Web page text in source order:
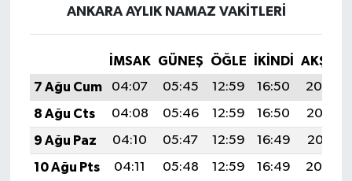
ANKARA AYLIK NAMAZ VAKITLERI
İMSAK GÜNEŞ ÖĞLE İKINDI
AKŞAM
7 Ağu Cum
04:07 05:45 12:59 16:50
20:04
8 Ağu Cts
04:08 05:46 12:59 16:50
20:02
9 Ağu Paz
04:10 05:47 12:59 16:49
20:01
10 Ağu Pts
04:11 05:48 12:59 16:49 20:00